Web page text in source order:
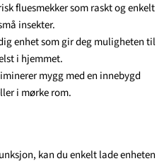
fluesmekker som raskt og enkelt
insekter.
enhet som gir deg muligheten til
i hjemmet.
mygg med en innebygd
i mørke rom.
kan du enkelt lade enheten